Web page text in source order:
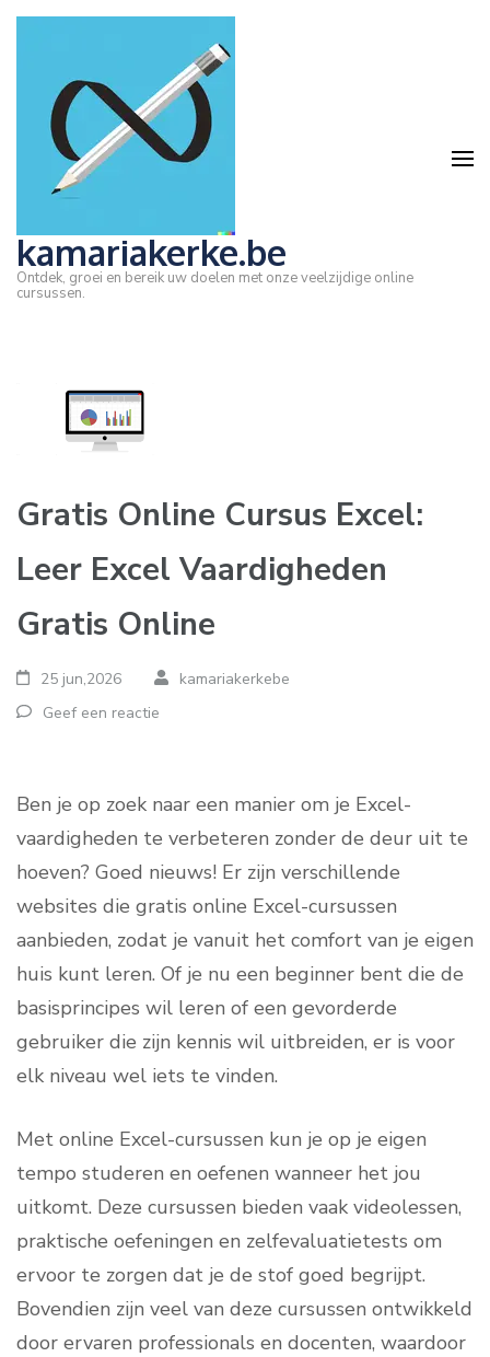
Ga
Enter)
kamariakerke.be
Ontdek, groei en bereik uw doelen met onze veelzijdige online
cursussen.
Gratis Online Cursus Excel:
Leer Excel Vaardigheden
Gratis Online
25 jun,2026
kamariakerkebe
Geef een reactie
Ben je op zoek naar een manier om je Excel-
vaardigheden te verbeteren zonder de deur uit te
hoeven? Goed nieuws! Er zijn verschillende
websites die gratis online Excel-cursussen
aanbieden, zodat je vanuit het comfort van je eigen
huis kunt leren. Of je nu een beginner bent die de
basisprincipes wil leren of een gevorderde
gebruiker die zijn kennis wil uitbreiden, er is voor
elk niveau wel iets te vinden.
Met online Excel-cursussen kun je op je eigen
tempo studeren en oefenen wanneer het jou
uitkomt. Deze cursussen bieden vaak videolessen,
praktische oefeningen en zelfevaluatietests om
ervoor te zorgen dat je de stof goed begrijpt.
Bovendien zijn veel van deze cursussen ontwikkeld
door ervaren professionals en docenten, waardoor